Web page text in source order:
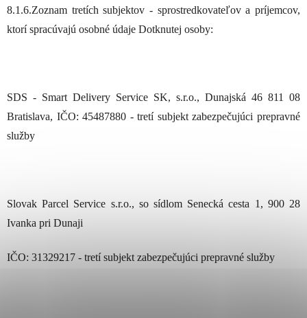
8.1.6.Zoznam tretích subjektov - sprostredkovateľov a príjemcov,
ktorí spracúvajú osobné údaje Dotknutej osoby:
SDS - Smart Delivery Service SK, s.r.o., Dunajská 46 811 08
Bratislava, IČO: 45487880 - tretí subjekt zabezpečujúci prepravné
služby
Slovak Parcel Service s.r.o., so sídlom Senecká cesta 1, 900 28
Ivanka pri Dunaji
IČO: 31329217 - tretí subjekt zabezpečujúci prepravné služby